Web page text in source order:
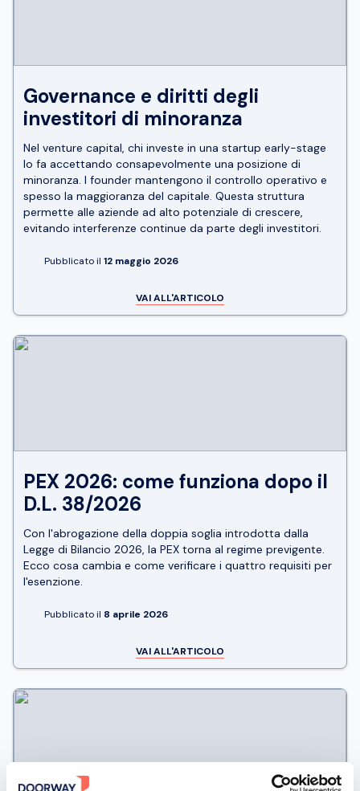
Governance e diritti degli
investitori di minoranza
Nel venture capital, chi investe in una startup early-stage
lo fa accettando consapevolmente una posizione di
minoranza. I founder mantengono il controllo operativo e
spesso la maggioranza del capitale. Questa struttura
permette alle aziende ad alto potenziale di crescere,
evitando interferenze continue da parte degli investitori.
Pubblicato il 12 maggio 2026
VAI ALL'ARTICOLO
PEX 2026: come funziona dopo il
D.L. 38/2026
Con l'abrogazione della doppia soglia introdotta dalla
Legge di Bilancio 2026, la PEX torna al regime previgente.
Ecco cosa cambia e come verificare i quattro requisiti per
l'esenzione.
Pubblicato il 8 aprile 2026
VAI ALL'ARTICOLO